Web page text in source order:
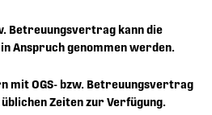
Betreuungsvertrag kann die
Anspruch genommen werden.
mit OGS- bzw. Betreuungsvertrag
Zeiten zur Verfügung.